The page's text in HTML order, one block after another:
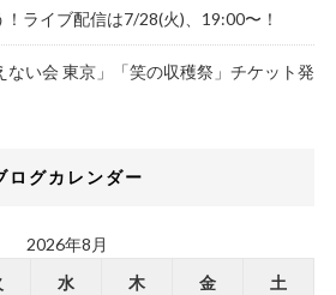
ライブ配信は7/28(火)、19:00〜！
ない会 東京」「笑の収穫祭」チケット発
ログカレンダー
2026年8月
水 木 金 土